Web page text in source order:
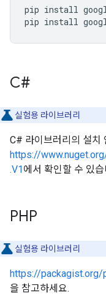
pip install
pip install
C#
실험용 라이브러리
C# 라이브러리의 설치
https://
.V1에서 확인할 수 있습
PHP
실험용 라이브러리
https://
을 참고하세요.